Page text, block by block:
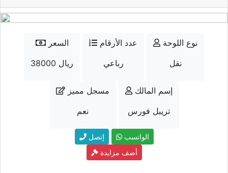
السعر
38000 ريال
عدد الأرقام
رباعي
نوع اللوحة
نقل
مسجل مميز
نعم
إسم المالك
تريبل فورس
إتصل
الواتسب
أضف مزايدة